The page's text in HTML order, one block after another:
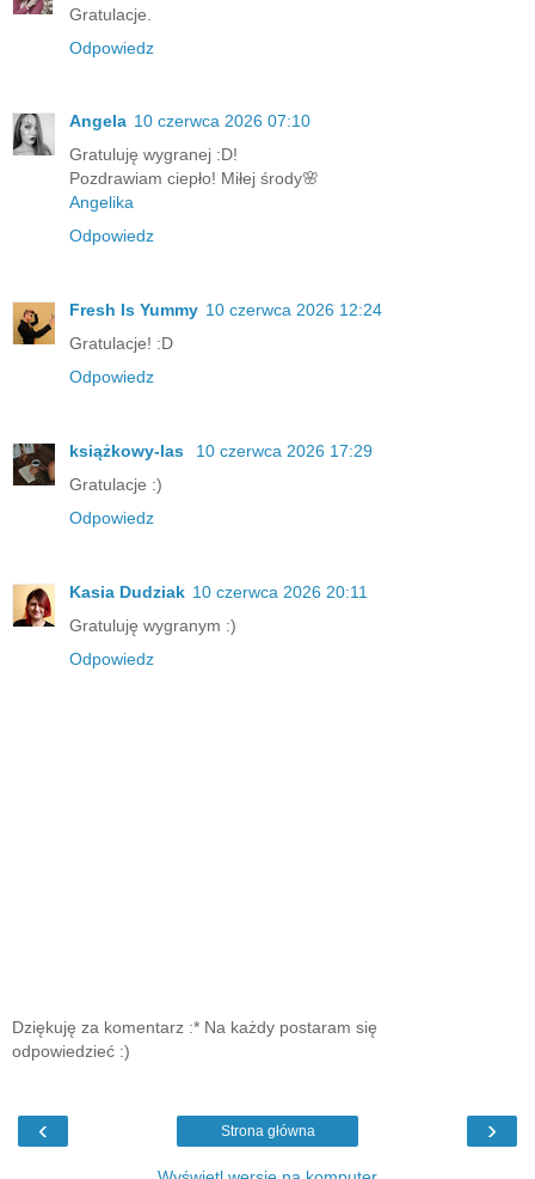
Gratulacje.
Odpowiedz
Angela 10 czerwca 2026 07:10
Gratuluję wygranej :D!
Pozdrawiam ciepło! Miłej środy🌸
Angelika
Odpowiedz
Fresh Is Yummy 10 czerwca 2026 12:24
Gratulacje! :D
Odpowiedz
książkowy-las
10 czerwca 2026 17:29
Gratulacje :)
Odpowiedz
Kasia Dudziak 10 czerwca 2026 20:11
Gratuluję wygranym :)
Odpowiedz
Dziękuję za komentarz :* Na każdy postaram się
odpowiedzieć :)
‹ ›
Strona główna